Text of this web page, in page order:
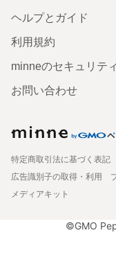
ヘルプとガイド
利用規約
minneのセキュリティ
お問い合わせ
特定商取引法に基づく表記
広告識別子の取得・利用
メディアキット
©GMO